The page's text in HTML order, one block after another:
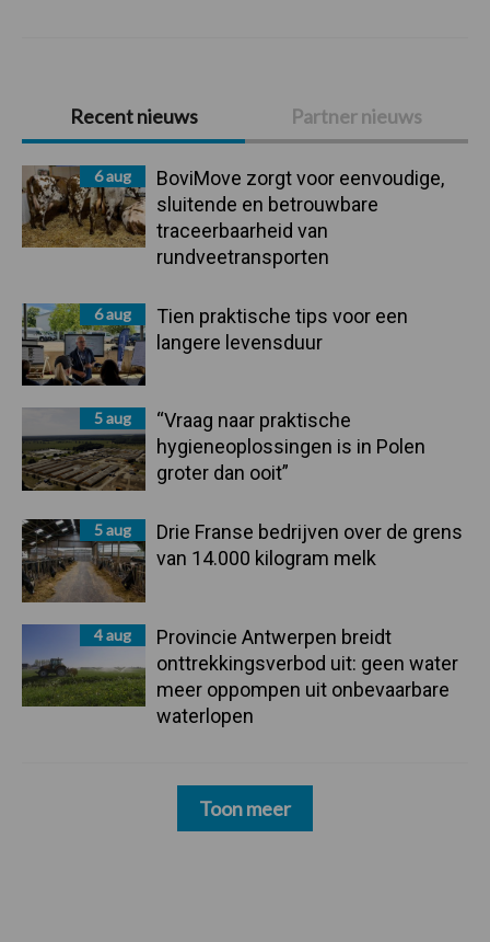
Primaire
Sidebar
Recent nieuws Partner nieuws
6 aug
BoviMove zorgt voor eenvoudige,
sluitende en betrouwbare
traceerbaarheid van
rundveetransporten
6 aug
Tien praktische tips voor een
langere levensduur
5 aug
“Vraag naar praktische
hygieneoplossingen is in Polen
groter dan ooit”
5 aug
Drie Franse bedrijven over de grens
van 14.000 kilogram melk
4 aug
Provincie Antwerpen breidt
onttrekkingsverbod uit: geen water
meer oppompen uit onbevaarbare
waterlopen
Toon meer